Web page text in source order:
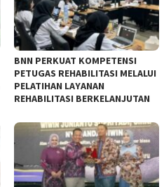
BNN PERKUAT KOMPETENSI
PETUGAS REHABILITASI MELALUI
PELATIHAN LAYANAN
REHABILITASI BERKELANJUTAN